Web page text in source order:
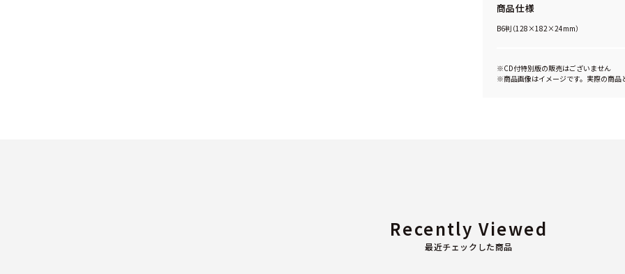
商品仕様
B6判（128×182×24mm）
※CD付特別版の販売はございません
※商品画像はイメージです。実際の商品
最近チェックした商品
Recently Viewed